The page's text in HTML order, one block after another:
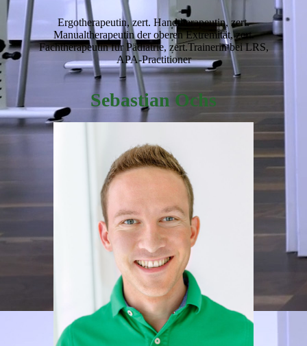
Ergotherapeutin, zert. Handtherapeutin, zert.
Manualtherapeutin der oberen Extremität, zert.
Fachtherapeutin für Pädiatrie, zert.Trainerin bei LRS,
APA-Practitioner
Sebastian Ochs